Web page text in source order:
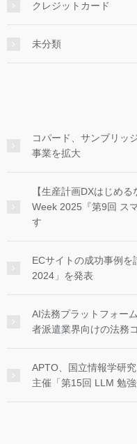
クレジットカード
未分類
コパード、サンブリッ
事業を拡大
【生産計画DXはじめ
Week 2025『第9回 ス
す
ECサイトの成功事例
2024」を発表
AI法務プラットフォー
者派遣業界向けの法務
APTO、国立情報学研
主催「第15回 LLM 勉